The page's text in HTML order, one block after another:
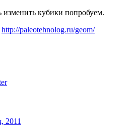
изменить кубики попробуем.
http://paleotehnolog.ru/geom/
2011